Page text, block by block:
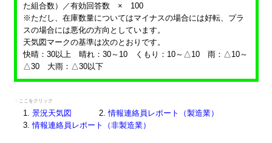
た組合数）／有効回答数 × 100
※ただし、在庫数量についてはマイナスの場合には好転、プラ
スの場合には悪化の方向としています。
天気図マークの基準は次のとおりです。
快晴：30以上 晴れ：30～10 くもり：10～△10 雨：△10～
△30 大雨：△30以下
ここをクリック
景況天気図
情報連絡員レポート（製造業）
情報連絡員レポート（非製造業）